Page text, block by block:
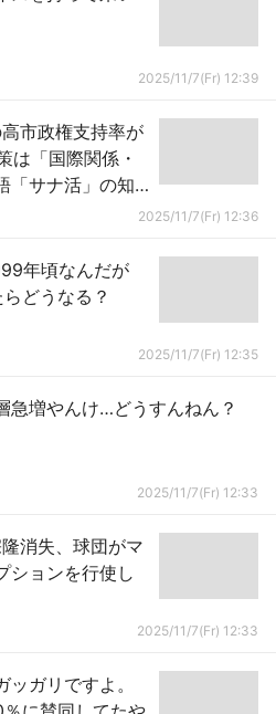
2025/11/7(Fr) 12:39
市政権支持率が
「国際関係・
「サナ活」の知
2025/11/7(Fr) 12:36
年頃なんだが
どうなる？
2025/11/7(Fr) 12:35
急増やんけ…どうすんねん？
2025/11/7(Fr) 12:33
消失、球団がマ
ションを行使し
2025/11/7(Fr) 12:33
ガリですよ。